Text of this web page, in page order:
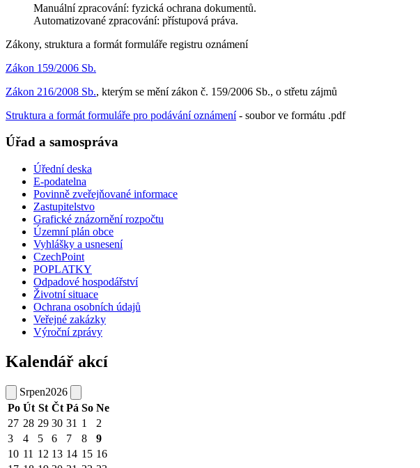
Manuální zpracování: fyzická ochrana dokumentů.
Automatizované zpracování: přístupová práva.
Zákony, struktura a formát formuláře registru oznámení
Zákon 159/2006 Sb.
Zákon 216/2008 Sb., kterým se mění zákon č. 159/2006 Sb., o střetu zájmů
Struktura a formát formuláře pro podávání oznámení- soubor ve formátu .pdf
Úřad a samospráva
Úřední deska
E-podatelna
Povinně zveřejňované informace
Zastupitelstvo
Grafické znázornění rozpočtu
Územní plán obce
Vyhlášky a usnesení
CzechPoint
POPLATKY
Odpadové hospodářství
Životní situace
Ochrana osobních údajů
Veřejné zakázky
Výroční zprávy
Kalendář akcí
Srpen2026
Po Út St Čt Pá So Ne
27 28 29 30 31 1
2
3
4 5 6 7 8
9
10 11 12 13 14 15 16